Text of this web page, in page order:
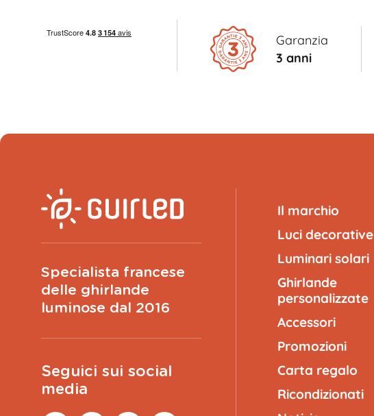
Garanzia
3 anni
Specialista francese
delle ghirlande
luminose dal 2016
Seguici sui social
media
Il marchio
Luci decorative
Luminari solari
Ghirlande
personalizzate
Accessori
Promozioni
Carta regalo
Ricondizionati